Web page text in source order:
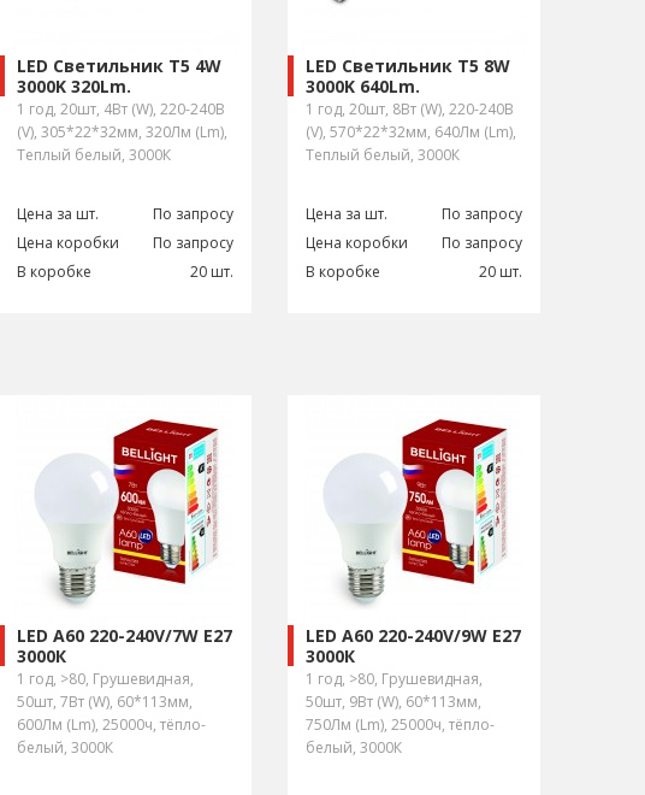
LED Светильник Т5 4W
3000K 320Lm.
1 год, 20шт, 4Вт (W), 220-240В
(V), 305*22*32мм, 320Лм (Lm),
Теплый белый, 3000К
Цена за шт.
По запросу
Цена коробки
По запросу
В коробке
20 шт.
LED Светильник Т5 8W
3000K 640Lm.
1 год, 20шт, 8Вт (W), 220-240В
(V), 570*22*32мм, 640Лм (Lm),
Теплый белый, 3000К
Цена за шт.
По запросу
Цена коробки
По запросу
В коробке
20 шт.
LED A60 220-240V/7W E27
3000К
1 год, >80, Грушевидная,
50шт, 7Вт (W), 60*113мм,
600Лм (Lm), 25000ч, тёпло-
белый, 3000К
LED A60 220-240V/9W E27
3000К
1 год, >80, Грушевидная,
50шт, 9Вт (W), 60*113мм,
750Лм (Lm), 25000ч, тёпло-
белый, 3000К